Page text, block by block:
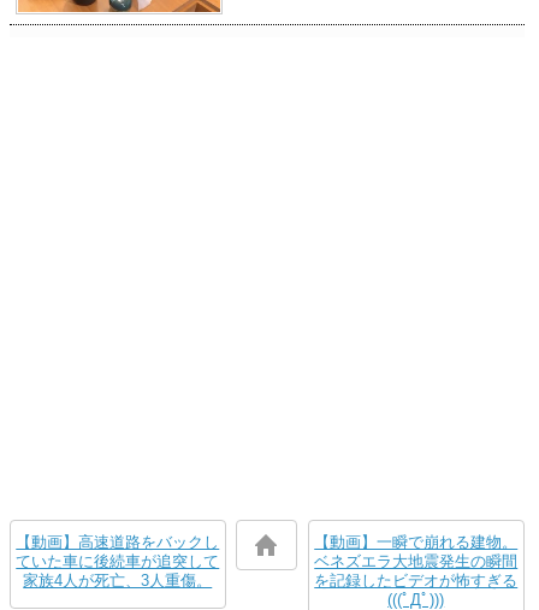
【動画】高速道路をバックし
ていた車に後続車が追突して
家族4人が死亡、3人重傷。
【動画】一瞬で崩れる建物。
ベネズエラ大地震発生の瞬間
を記録したビデオが怖すぎる
(((ﾟДﾟ)))